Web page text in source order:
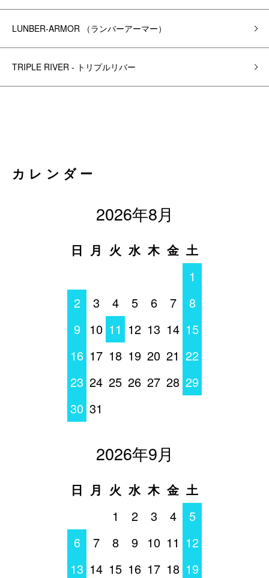
LUNBER-ARMOR （ランバーアーマー）
TRIPLE RIVER - トリプルリバー
カレンダー
2026年8月
日 月 火 水 木 金 土
1
2
3 4 5 6 7
8
9
10 11 12 13 14 15
16 17 18 19 20 21 22
23 24 25 26 27 28 29
30 31
2026年9月
日 月 火 水 木 金 土
1
2 3 4
5
6
7 8 9 10 11 12
13 14 15 16 17 18 19